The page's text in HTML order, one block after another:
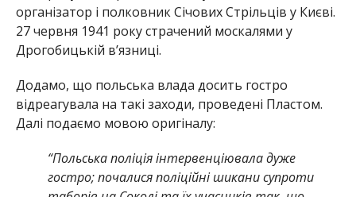
організатор і полковник Січових Стрільців у Києві.
27 червня 1941 року страчений москалями у
Дрогобицькій в’язниці.
Додамо, що польська влада досить гостро
відреагувала на такі заходи, проведені Пластом.
Далі подаємо мовою оригіналу:
“Польська поліція інтервенціювала дуже
гостро; почалися поліційні шикани супроти